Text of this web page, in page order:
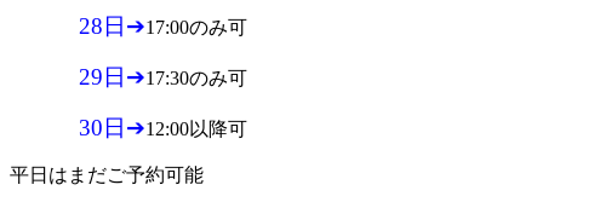
28日➔17:00のみ可
29日➔17:30のみ可
30日➔12:00以降可
平日はまだご予約可能